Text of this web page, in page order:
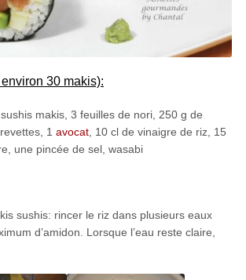
30 makis):
makis, 3 feuilles de nori, 250 g de
1 avocat, 10 cl de vinaigre de riz, 15
une pincée de sel, wasabi
sushis: rincer le riz dans plusieurs eaux
d’amidon. Lorsque l’eau reste claire,